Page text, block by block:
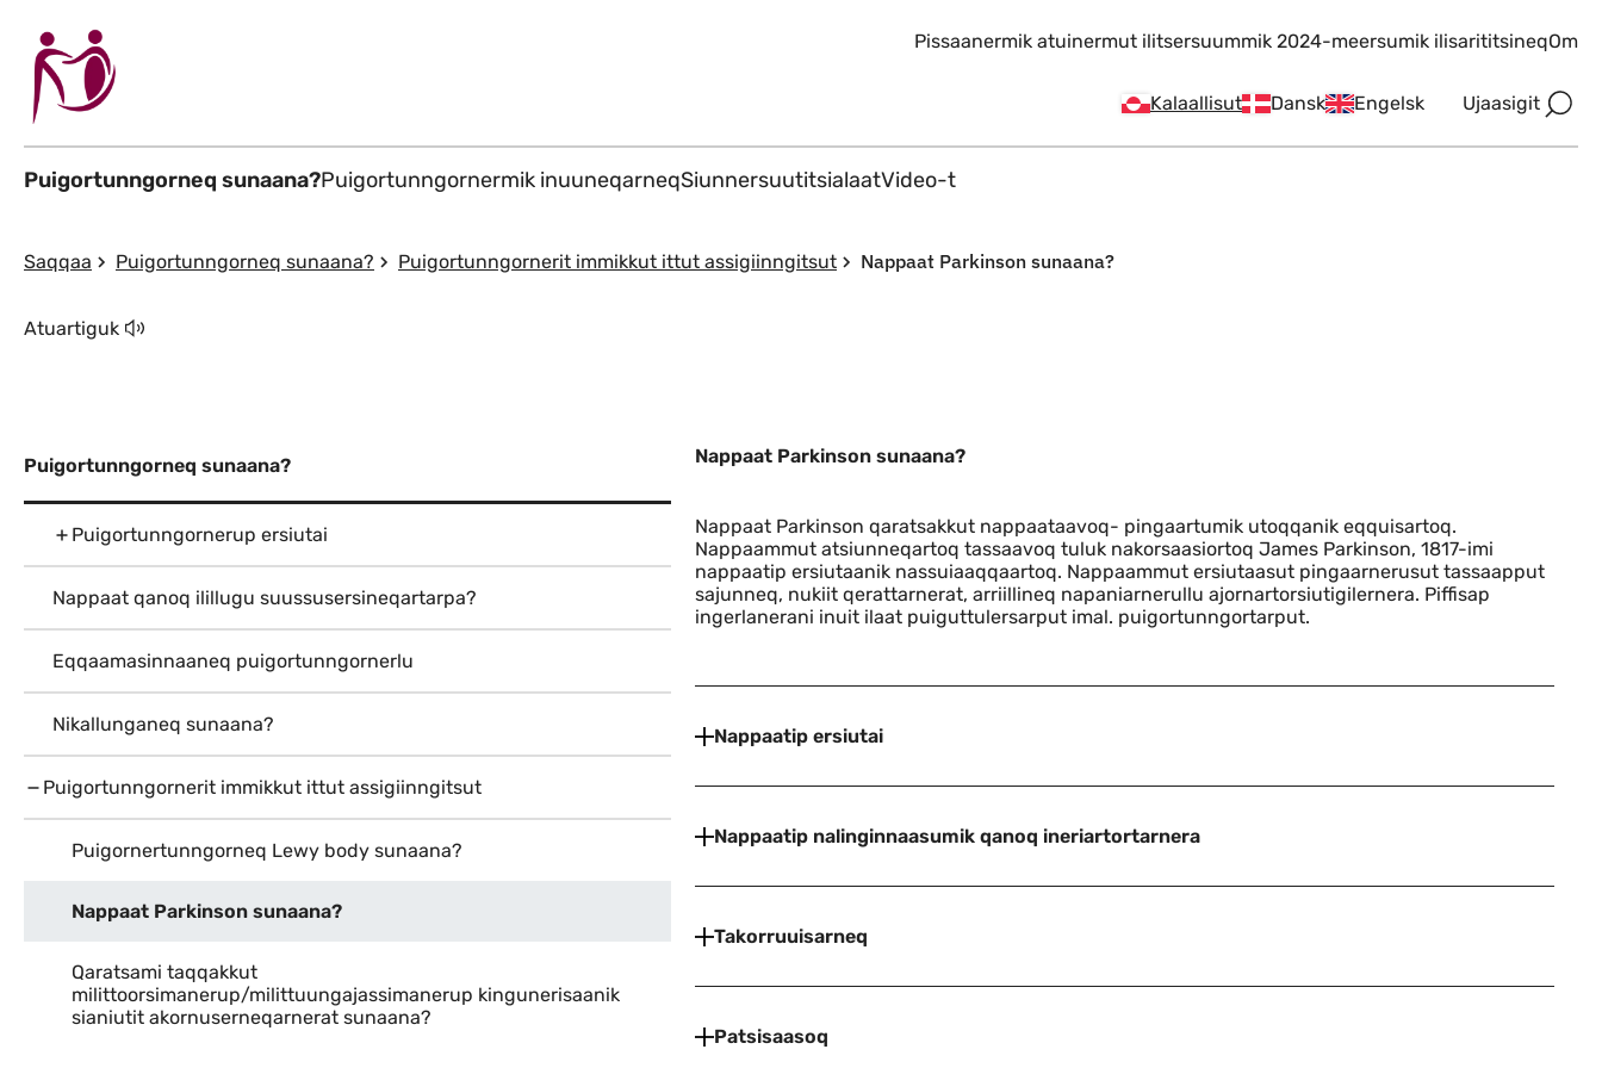
Kalaallisut Dansk Engelsk Ujaasigit
Pissaanermik atuinermut ilitsersuummik 2024-meersumik ilisarititsineqOm
Puigortunngorneq sunaana?Puigortunngornermik inuuneqarneqSiunnersuutitsialaatVideo-t
Saqqaa Puigortunngorneq sunaana? Puigortunngornerit immikkut ittut assigiinngitsut Nappaat Parkinson sunaana?
Atuartiguk
Nappaat Parkinson sunaana?
Indhold
Nappaat Parkinson qaratsakkut nappaataavoq- pingaartumik utoqqanik eqquisartoq.
Nappaammut atsiunneqartoq tassaavoq tuluk nakorsaasiortoq James Parkinson, 1817-imi
nappaatip ersiutaanik nassuiaaqqaartoq. Nappaammut ersiutaasut pingaarnerusut tassaapput
sajunneq, nukiit qerattarnerat, arriillineq napaniarnerullu ajornartorsiutigilernera. Piffisap
ingerlanerani inuit ilaat puiguttulersarput imal. puigortunngortarput.
Nappaatip ersiutai
Nappaatip nalinginnaasumik qanoq ineriartortarnera
Takorruuisarneq
Patsisaasoq
Puigortunngorneq sunaana?
Puigortunngornerup ersiutai
Nappaat qanoq ilillugu suussusersineqartarpa?
Eqqaamasinnaaneq puigortunngornerlu
Nikallunganeq sunaana?
Puigortunngornerit immikkut ittut assigiinngitsut
Puigornertunngorneq Lewy body sunaana?
Nappaat Parkinson sunaana?
Qaratsami taqqakkut
milittoorsimanerup/milittuungajassimanerup kingunerisaanik
sianiutit akornuserneqarnerat sunaana?